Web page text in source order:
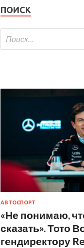
ПОИСК
АВТОСПОРТ
«Не понимаю,
сказать». Тото
гендиректору